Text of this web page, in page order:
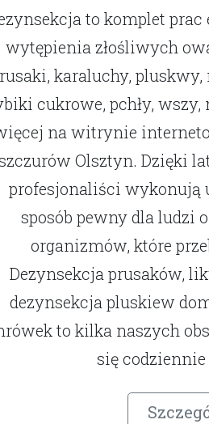
to komplet
wytępienia złośliwych
karaluchy, pluskwy,
cukrowe, pchły,
na witrynie
Olsztyn. Dzięki
profesjonaliści wykonują
sposób pewny dla ludzi
organizmów, które
Dezynsekcja prusaków,
dezynsekcja pluskiew
to kilka naszych
się codziennie